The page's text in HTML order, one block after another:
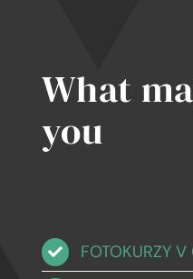
What
you
FOTOKURZY V